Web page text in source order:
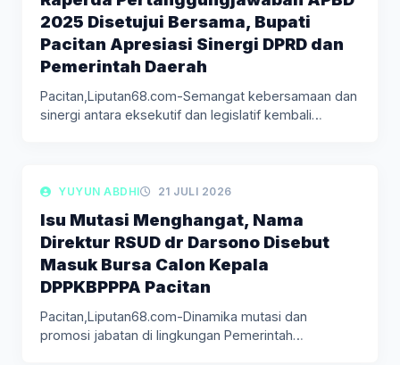
2025 Disetujui Bersama, Bupati
Pacitan Apresiasi Sinergi DPRD dan
Pemerintah Daerah
Pacitan,Liputan68.com-Semangat kebersamaan dan
sinergi antara eksekutif dan legislatif kembali
LIPUTAN BERITA
YUYUN ABDHI 21 JULI 2026
Isu Mutasi Menghangat, Nama
Direktur RSUD dr Darsono Disebut
Masuk Bursa Calon Kepala
DPPKBPPPA Pacitan
Pacitan,Liputan68.com-Dinamika mutasi dan
promosi jabatan di lingkungan Pemerintah